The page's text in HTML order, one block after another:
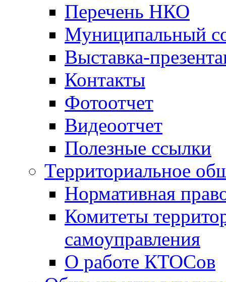
Перечень НКО
Муниципальный
Выставка-
Контакты
Фотоотчет
Видеоотчет
Полезные ссылки
Территориальное
Нормативная
Комитеты
самоуправления
О работе КТОСов